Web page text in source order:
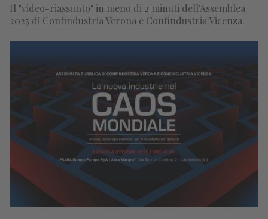
Il "video-riassunto" in meno di 2 minuti dell'Assemblea
2025 di Confindustria Verona e Confindustria Vicenza.